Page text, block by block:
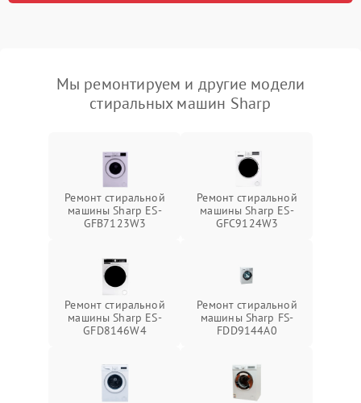
Мы ремонтируем и другие модели
стиральных машин Sharp
Ремонт стиральной
машины Sharp ES-
GFB7123W3
Ремонт стиральной
машины Sharp ES-
GFC9124W3
Ремонт стиральной
машины Sharp ES-
GFD8146W4
Ремонт стиральной
машины Sharp FS-
FDD9144A0